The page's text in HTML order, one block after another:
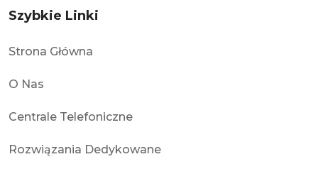
Szybkie Linki
Strona Główna
O Nas
Centrale Telefoniczne
Rozwiązania Dedykowane